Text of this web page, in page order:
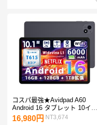
コスパ最強★Avidpad A60
Android 16 タブレット 10イン
チ Wi-Fiモデル 1280*800
Widevine L1 16GB+128GB 8コ
16,980円 NT3,674